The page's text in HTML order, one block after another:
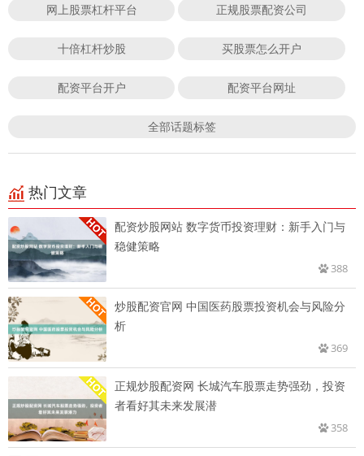
网上股票杠杆平台 正规股票配资公司
十倍杠杆炒股 买股票怎么开户
配资平台开户 配资平台网址
全部话题标签
热门文章
配资炒股网站 数字货币投资理财：新手入门与
稳健策略
388
炒股配资官网 中国医药股票投资机会与风险分
析
369
正规炒股配资网 长城汽车股票走势强劲，投资
者看好其未来发展潜
358